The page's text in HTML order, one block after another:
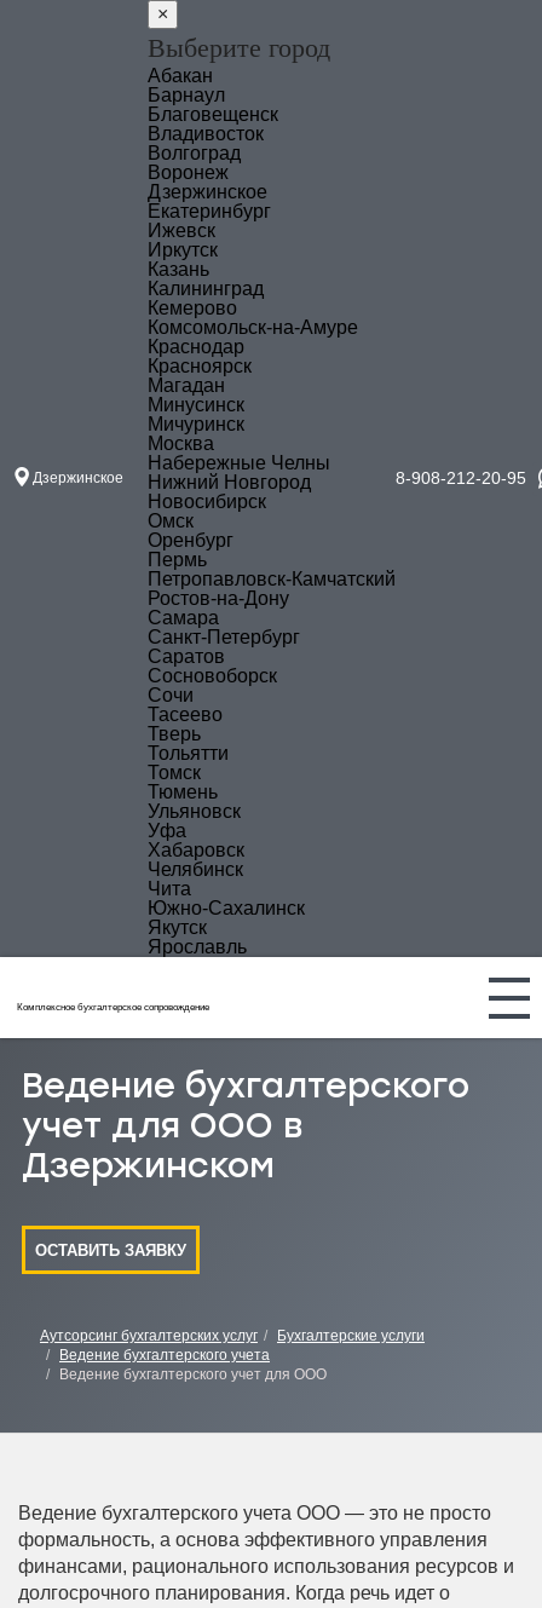
Дзержинское
×
Выберите город
Абакан
Барнаул
Благовещенск
Владивосток
Волгоград
Воронеж
Дзержинское
Екатеринбург
Ижевск
Иркутск
Казань
Калининград
Кемерово
Комсомольск-на-Амуре
Краснодар
Красноярск
Магадан
Минусинск
Мичуринск
Москва
Набережные Челны
Нижний Новгород
Новосибирск
Омск
Оренбург
Пермь
Петропавловск-Камчатский
Ростов-на-Дону
Самара
Санкт-Петербург
Саратов
Сосновоборск
Сочи
Тасеево
Тверь
Тольятти
Томск
Тюмень
Ульяновск
Уфа
Хабаровск
Челябинск
Чита
Южно-Сахалинск
Якутск
Ярославль
8-908-212-20-95
Комплексное бухгалтерское сопровождение
Ведение бухгалтерского
учет для ООО в
Дзержинском
ОСТАВИТЬ ЗАЯВКУ
Аутсорсинг бухгалтерских услуг
Бухгалтерские услуги
Ведение бухгалтерского учета
Ведение бухгалтерского учет для ООО
Ведение бухгалтерского учета ООО — это не просто
формальность, а основа эффективного управления
финансами, рационального использования ресурсов и
долгосрочного планирования. Когда речь идет о